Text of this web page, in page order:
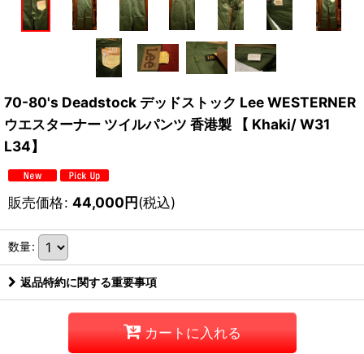
70-80's Deadstock デッドストック Lee WESTERNER
ウエスターナー ツイルパンツ 香港製 【 Khaki/ W31
L34】
販売価格: 44,000円(税込)
数量:
返品特約に関する重要事項
カートに入れる